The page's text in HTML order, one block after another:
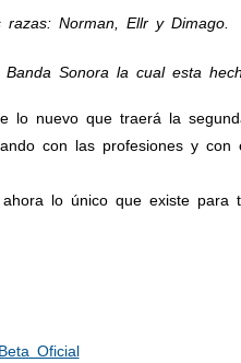
razas: Norman, Ellr y Dimago.
Banda Sonora la cual esta
lo nuevo que traerá la
con las profesiones y con
lo único que existe
Oficial